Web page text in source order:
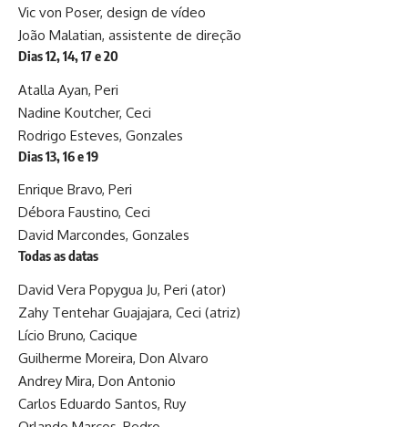
Vic von Poser, design de vídeo
João Malatian, assistente de direção
Dias 12, 14, 17 e 20
Atalla Ayan, Peri
Nadine Koutcher, Ceci
Rodrigo Esteves, Gonzales
Dias 13, 16 e 19
Enrique Bravo, Peri
Débora Faustino, Ceci
David Marcondes, Gonzales
Todas as datas
David Vera Popygua Ju, Peri (ator)
Zahy Tentehar Guajajara, Ceci (atriz)
Lício Bruno, Cacique
Guilherme Moreira, Don Alvaro
Andrey Mira, Don Antonio
Carlos Eduardo Santos, Ruy